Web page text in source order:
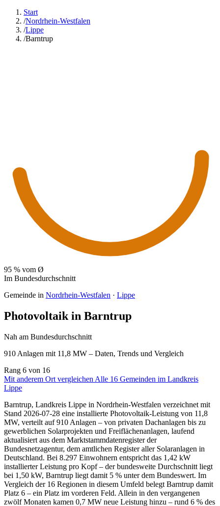
Start
/Nordrhein-Westfalen
/Lippe
/Barntrup
95 % vom Ø
Im Bundesdurchschnitt
Gemeinde in Nordrhein-Westfalen · Lippe
Photovoltaik in Barntrup
Nah am Bundesdurchschnitt
910 Anlagen mit 11,8 MW – Daten, Trends und Vergleich
Rang 6 von 16
Mit anderem Ort vergleichen Alle 16 Gemeinden im Landkreis
Lippe
Barntrup, Landkreis Lippe in Nordrhein-Westfalen verzeichnet mit
Stand 2026-07-28 eine installierte Photovoltaik-Leistung von 11,8
MW, verteilt auf 910 Anlagen – von privaten Dachanlagen bis zu
gewerblichen Solarprojekten und Freiflächenanlagen, laufend
aktualisiert aus dem Marktstammdatenregister der
Bundesnetzagentur, dem amtlichen Register aller Solaranlagen in
Deutschland. Bei 8.297 Einwohnern entspricht das 1,42 kW
installierter Leistung pro Kopf – der bundesweite Durchschnitt liegt
bei 1,50 kW, Barntrup liegt damit 5 % unter dem Bundeswert. Im
Vergleich der 16 Regionen in diesem Umfeld belegt Barntrup damit
Platz 6 – ein Platz im vorderen Feld. Allein in den vergangenen
zwölf Monaten kamen 0,7 MW neue Leistung hinzu – rund 6 % des